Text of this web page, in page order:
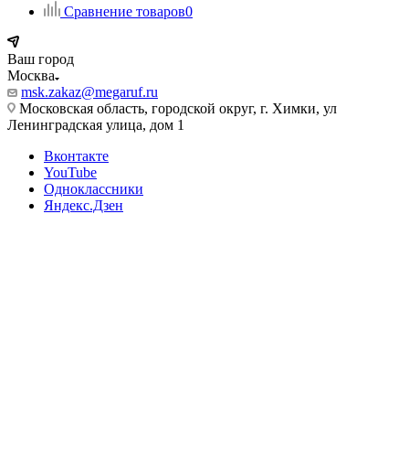
Сравнение товаров0
Ваш город
Москва
msk.zakaz@megaruf.ru
Московская область, городской округ, г. Химки, ул
Ленинградская улица, дом 1
Вконтакте
YouTube
Одноклассники
Яндекс.Дзен